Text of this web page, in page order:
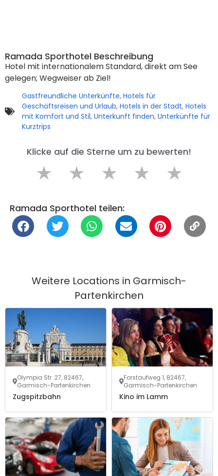
Ramada Sporthotel Beschreibung
Hotel mit internationalem Standard, direkt am See
gelegen; Wegweiser ab Ziel!
Gastfreundliche Unterkünfte, Hotels für
Geschäftsreisen und Urlaub, Hotels in der Stadt, Hotels
mit Komfort und Stil, Unterkunft finden, Unterkünfte für
Kurztrips
Klicke auf die Sterne um zu bewerten!
★ ★ ★ ★ ★
Ramada Sporthotel teilen:
Weitere Locations in Garmisch-
Partenkirchen
Olympia Str. 27, 82467,
Garmisch-Partenkirchen
Zugspitzbahn
Forstaufweg 1, 82467,
Garmisch-Partenkirchen
Kino im Lamm